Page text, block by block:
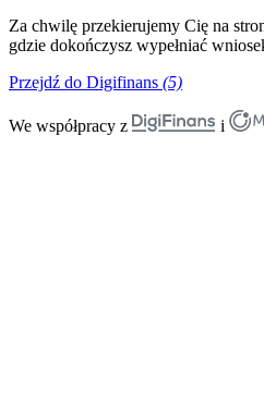
Za chwilę przekierujemy Cię na
gdzie dokończysz wypełniać
Przejdź do Digifinans (5)
We współpracy z i